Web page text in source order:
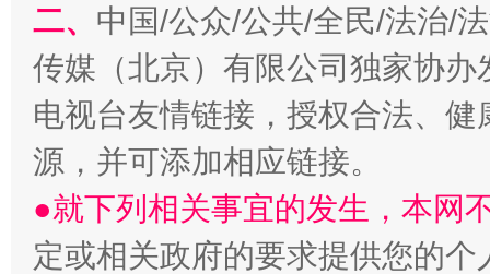
揭开“小金库”的免责幌子
二、 中国/公众/公共/全民/法治/
传媒（北京）有限公司独家协
电视台友情链接，授权合法、
源，并可添加相应链接。
●就下列相关事宜的发生，本网
定或相关政府的要求提供您的个